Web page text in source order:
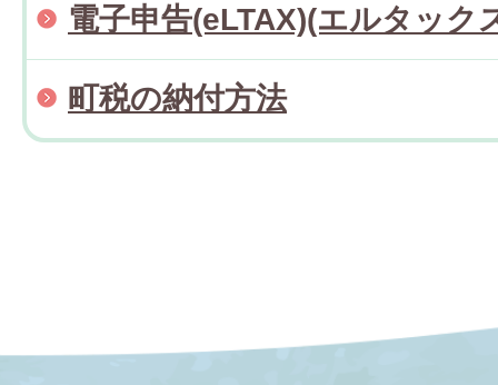
電子申告(eLTAX)(エルタック
町税の納付方法